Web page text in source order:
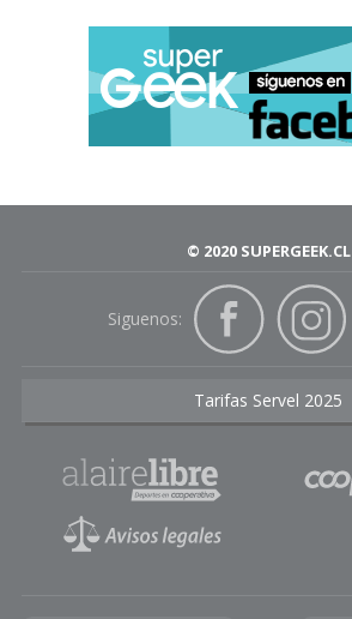
© 2020 SUPERGEEK.CL
Siguenos:
Tarifas Servel 2025